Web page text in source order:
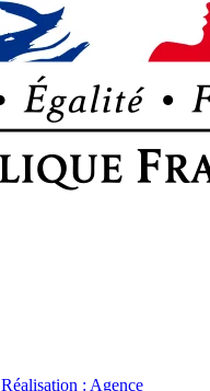
Réalisation : Agence